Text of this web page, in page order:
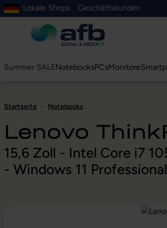
springen
Suche springen
Zur Hauptnavigation springen
Zur Navigation der B2B-Plattform
Lokale Shops Geschäftskunden
Summer SALENotebooksPCsMonitore
Startseite - Notebooks
Lenovo
15,6 Zoll - Intel Core i7
- Windows 11 Professional